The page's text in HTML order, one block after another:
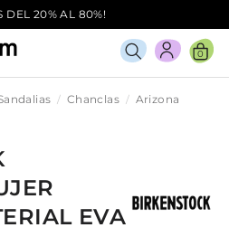
DEL 20% AL 80%!
0
Chanclas
Arizona
EVA